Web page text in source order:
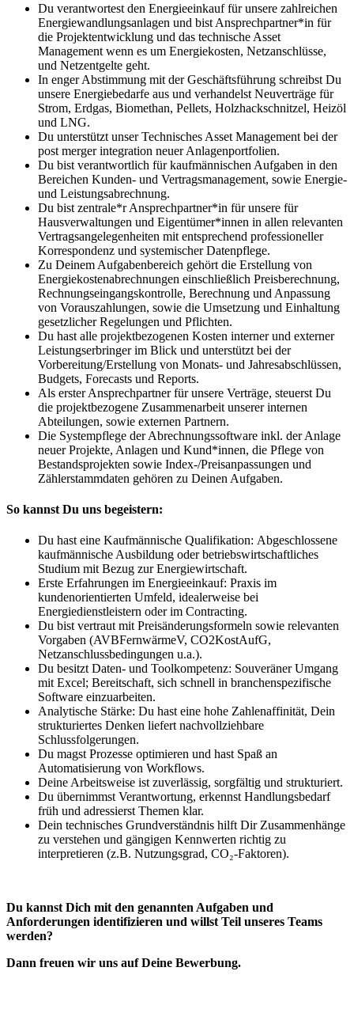
Du verantwortest den Energieeinkauf für unsere zahlreichen
Energiewandlungsanlagen und bist Ansprechpartner*in für
die Projektentwicklung und das technische Asset
Management wenn es um Energiekosten, Netzanschlüsse,
und Netzentgelte geht.
In enger Abstimmung mit der Geschäftsführung schreibst Du
unsere Energiebedarfe aus und verhandelst Neuverträge für
Strom, Erdgas, Biomethan, Pellets, Holzhackschnitzel, Heizöl
und LNG.
Du unterstützt unser Technisches Asset Management bei der
post merger integration neuer Anlagenportfolien.
Du bist verantwortlich für kaufmännischen Aufgaben in den
Bereichen Kunden- und Vertragsmanagement, sowie Energie-
und Leistungsabrechnung.
Du bist zentrale*r Ansprechpartner*in für unsere für
Hausverwaltungen und Eigentümer*innen in allen relevanten
Vertragsangelegenheiten mit entsprechend professioneller
Korrespondenz und systemischer Datenpflege.
Zu Deinem Aufgabenbereich gehört die Erstellung von
Energiekostenabrechnungen einschließlich Preisberechnung,
Rechnungseingangskontrolle, Berechnung und Anpassung
von Vorauszahlungen, sowie die Umsetzung und Einhaltung
gesetzlicher Regelungen und Pflichten.
Du hast alle projektbezogenen Kosten interner und externer
Leistungserbringer im Blick und unterstützt bei der
Vorbereitung/Erstellung von Monats- und Jahresabschlüssen,
Budgets, Forecasts und Reports.
Als erster Ansprechpartner für unsere Verträge, steuerst Du
die projektbezogene Zusammenarbeit unserer internen
Abteilungen, sowie externen Partnern.
Die Systempflege der Abrechnungssoftware inkl. der Anlage
neuer Projekte, Anlagen und Kund*innen, die Pflege von
Bestandsprojekten sowie Index-/Preisanpassungen und
Zählerstammdaten gehören zu Deinen Aufgaben.
So kannst Du uns begeistern:
Du hast eine Kaufmännische Qualifikation: Abgeschlossene
kaufmännische Ausbildung oder betriebswirtschaftliches
Studium mit Bezug zur Energiewirtschaft.
Erste Erfahrungen im Energieeinkauf: Praxis im
kundenorientierten Umfeld, idealerweise bei
Energiedienstleistern oder im Contracting.
Du bist vertraut mit Preisänderungsformeln sowie relevanten
Vorgaben (AVBFernwärmeV, CO2KostAufG,
Netzanschlussbedingungen u.a.).
Du besitzt Daten- und Toolkompetenz: Souveräner Umgang
mit Excel; Bereitschaft, sich schnell in branchenspezifische
Software einzuarbeiten.
Analytische Stärke: Du hast eine hohe Zahlenaffinität, Dein
strukturiertes Denken liefert nachvollziehbare
Schlussfolgerungen.
Du magst Prozesse optimieren und hast Spaß an
Automatisierung von Workflows.
Deine Arbeitsweise ist zuverlässig, sorgfältig und strukturiert.
Du übernimmst Verantwortung, erkennst Handlungsbedarf
früh und adressierst Themen klar.
Dein technisches Grundverständnis hilft Dir Zusammenhänge
zu verstehen und gängigen Kennwerten richtig zu
interpretieren (z.B. Nutzungsgrad, CO₂-Faktoren).
Du kannst Dich mit den genannten Aufgaben und
Anforderungen identifizieren und willst Teil unseres Teams
werden?
Dann freuen wir uns auf Deine Bewerbung.